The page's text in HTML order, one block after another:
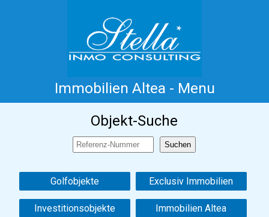
Immobilien Altea - Menu
Costa Blanca Koop
Nieuwbouw Informatie Referenties
Objekt-Suche
Golfobjekte Exclusiv Immobilien
Investitionsobjekte Immobilien Altea